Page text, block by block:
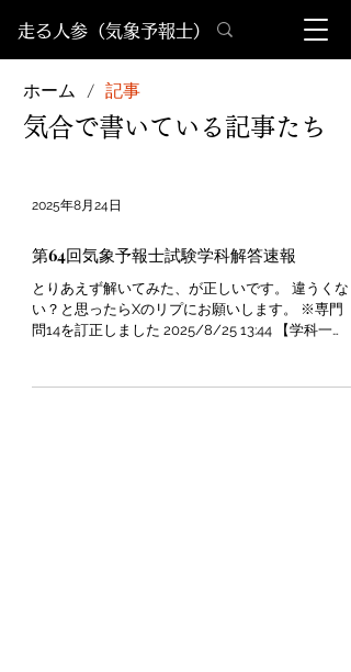
​走る人参（気象予報士）
ホーム / 記事
​気合で書いている記事たち
2025年8月24日
第64回気象予報士試験学科解答速報
とりあえず解いてみた、が正しいです。 違うくな
い？と思ったらXのリプにお願いします。 ※専門
問14を訂正しました 2025/8/25 13:44 【学科一